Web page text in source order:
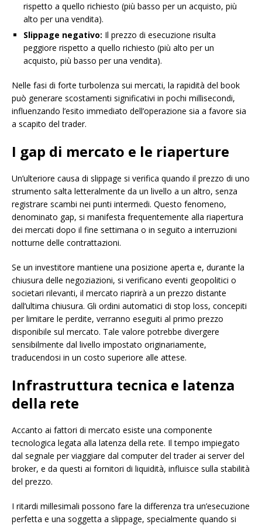
rispetto a quello richiesto (più basso per un acquisto, più
alto per una vendita).
Slippage negativo: Il prezzo di esecuzione risulta
peggiore rispetto a quello richiesto (più alto per un
acquisto, più basso per una vendita).
Nelle fasi di forte turbolenza sui mercati, la rapidità del book
può generare scostamenti significativi in pochi millisecondi,
influenzando l’esito immediato dell’operazione sia a favore sia
a scapito del trader.
I gap di mercato e le riaperture
Un’ulteriore causa di slippage si verifica quando il prezzo di uno
strumento salta letteralmente da un livello a un altro, senza
registrare scambi nei punti intermedi. Questo fenomeno,
denominato gap, si manifesta frequentemente alla riapertura
dei mercati dopo il fine settimana o in seguito a interruzioni
notturne delle contrattazioni.
Se un investitore mantiene una posizione aperta e, durante la
chiusura delle negoziazioni, si verificano eventi geopolitici o
societari rilevanti, il mercato riaprirà a un prezzo distante
dall’ultima chiusura. Gli ordini automatici di stop loss, concepiti
per limitare le perdite, verranno eseguiti al primo prezzo
disponibile sul mercato. Tale valore potrebbe divergere
sensibilmente dal livello impostato originariamente,
traducendosi in un costo superiore alle attese.
Infrastruttura tecnica e latenza
della rete
Accanto ai fattori di mercato esiste una componente
tecnologica legata alla latenza della rete. Il tempo impiegato
dal segnale per viaggiare dal computer del trader ai server del
broker, e da questi ai fornitori di liquidità, influisce sulla stabilità
del prezzo.
I ritardi millesimali possono fare la differenza tra un’esecuzione
perfetta e una soggetta a slippage, specialmente quando si